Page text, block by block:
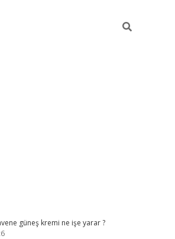
güneş kremi ne işe yarar ?